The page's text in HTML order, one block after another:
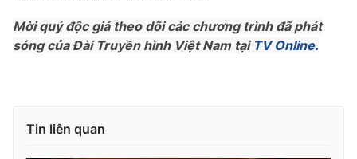
Tư vấn
Mời quý độc giả theo dõi các chương trình đã phát
sóng của Đài Truyền hình Việt Nam tạiTV Online.
Tin liên quan